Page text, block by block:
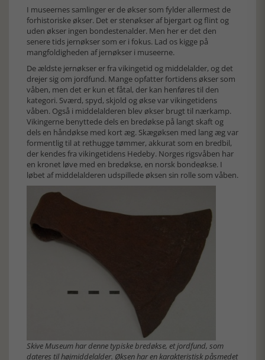
I museernes samlinger er de økser som fylder allermest de
forhistoriske økser. Det er stenøkser af bjergart og flint og
uden økser ingen bondestenalder. Men her er det den
senere tids jernøkser som er i fokus. Lad os kigge på
mangfoldigheden af jernøkser i museerne.
De ældste jernøkser er fra vikingetid og middelalder, og det
drejer sig om jordfund. Mange opfatter fortidens økser som
våben, men det er kun et fåtal, der kan henføres til den
kategori. Sværd, spyd, skjold og økse var vikingetidens
våben. Også i middelalderen blev økser brugt til nærkamp.
Vikingerne benyttede dels en bredøkse på langt skaft og
dels en håndøkse med kort æg. Skægøksen med lang æg var
formentlig til at rethugge tømmer, akkurat som en bredbil,
der kendes fra vikingetidens Hedeby. Norges rigsvåben har
en kronet løve med en bredøkse, en norsk bondeøkse. I
løbet af middelalderen udspillede øksen sin rolle som våben.
Skive Museum har denne typiske bredøkse, et jordfund, som
dateres til højmiddelalder. Øksen har en karakteristisk påsmedet